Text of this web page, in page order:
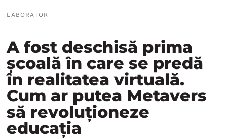
LABORATOR
A fost deschisă prima
școală în care se predă
în realitatea virtuală.
Cum ar putea Metavers
să revoluționeze
educația